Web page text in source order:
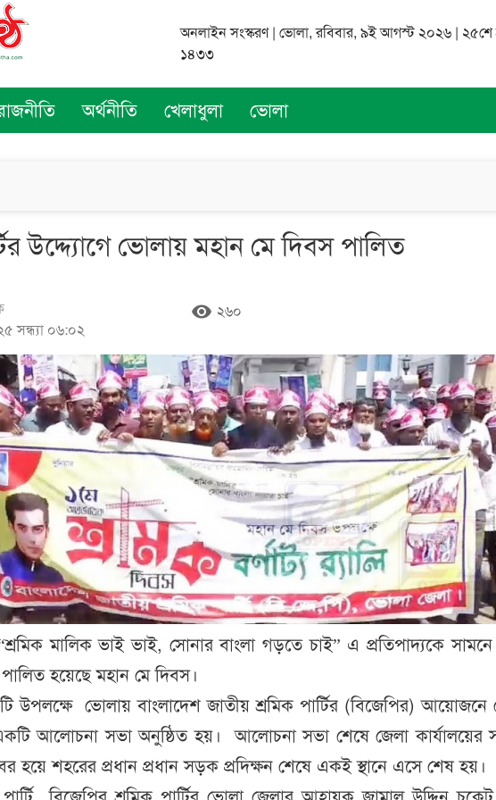
অনলাইন সংস্করণ | ভোলা, রবিবার, ৯ই আগস্ট ২০২৬ | ২৫শে
১৪৩৩
অর্থনীতি খেলাধুলা ভোলা
উদ্দ্যোগে ভোলায় মহান মে দিবস পালিত
সন্ধ্যা ০৬:০২
remove_red_eye ২৬০
মালিক ভাই ভাই, সোনার বাংলা গড়তে চাই” এ প্রতিপাদ্যকে সামনে
হয়েছে মহান মে দিবস।
উপলক্ষে ভোলায় বাংলাদেশ জাতীয় শ্রমিক পার্টির (বিজেপির) আয়োজনে
আলোচনা সভা অনুষ্ঠিত হয়। আলোচনা সভা শেষে জেলা কার্যালয়ের
হয়ে শহরের প্রধান প্রধান সড়ক প্রদিক্ষন শেষে একই স্থানে এসে শেষ হয়।